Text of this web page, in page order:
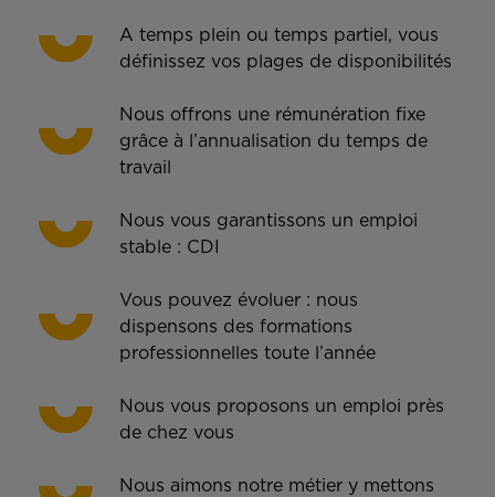
A temps plein ou temps partiel, vous
définissez vos plages de disponibilités
Nous offrons une rémunération fixe
grâce à l’annualisation du temps de
travail
Nous vous garantissons un emploi
stable : CDI
Vous pouvez évoluer : nous
dispensons des formations
professionnelles toute l’année
Nous vous proposons un emploi près
de chez vous
Nous aimons notre métier y mettons